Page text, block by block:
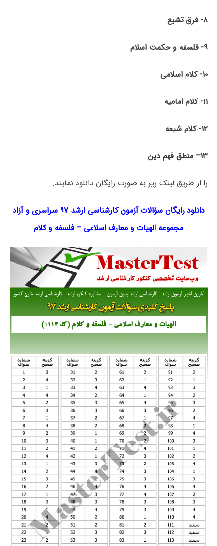
۸- فرق تشیع
۹- فلسفه و حکمت اسلام
۱۰- کلام اسلامی
۱۱- کلام امامیه
۱۲- کلام شیعه
۱۳– منطق فهم دین
را از طریق لینک‌ زیر به صورت رایگان دانلود نمایند.
دانلود رایگان سؤالات آزمون کارشناسی ارشد ۹۷ سراسری و آزاد
مجموعه الهیات و معارف اسلامی – فلسفه و کلام